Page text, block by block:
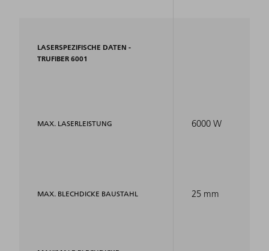
LASERSPEZIFISCHE DATEN -
TRUFIBER 6001
MAX. LASERLEISTUNG
MAX. BLECHDICKE BAUSTAHL
6000 W
25 mm